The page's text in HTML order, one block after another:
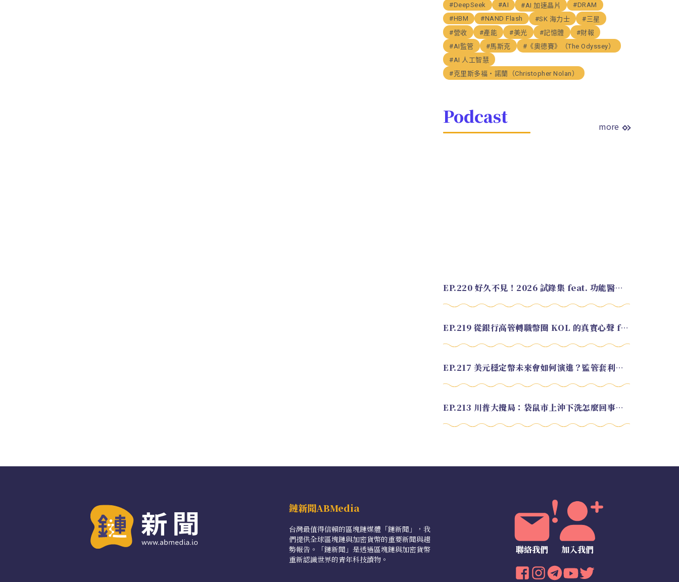
#DeepSeek
#AI #AI 加速晶片
#DRAM
#HBM
#NAND Flash #SK 海力士
#三星
#營收
#產能 #美光 #記憶體
#財報
#AI監管
#馬斯克
#《奧德賽》（The Odyssey）
#AI 人工智慧
#克里斯多福・諾蘭（Christopher Nolan）
Podcast more
EP.220 好久不見！2026 試錄集 feat. 功能醫學營養師 美寶
EP.219 從銀行高管轉職幣圈 KOL 的真實心聲 feat.龜大
EP.217 美元穩定幣未來會如何演進？監管套利終將收斂？feat. 研究員 余哲安
EP.213 川普大攪局：袋鼠市上沖下洗怎麼回事？feat. Alvin
鏈新聞ABMedia
台灣最值得信賴的區塊鏈媒體「鏈新聞」，我
們提供全球區塊鏈與加密貨幣的重要新聞與趨
勢報告。「鏈新聞」是透過區塊鏈與加密貨幣
重新認識世界的青年科技讀物。
聯絡我們 加入我們